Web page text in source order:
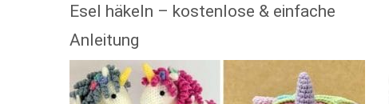
Esel häkeln – kostenlose & einfache
Anleitung